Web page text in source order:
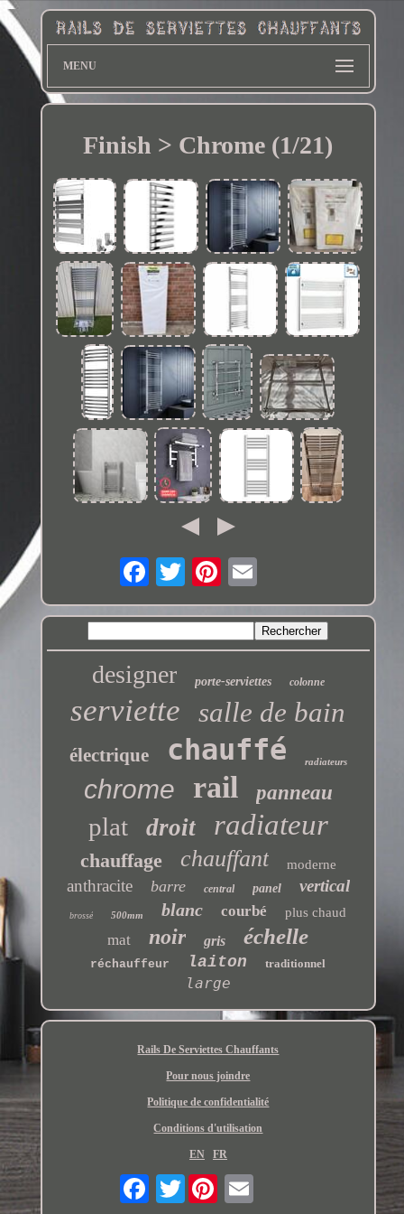
MENU
Finish > Chrome (1/21)
designer porte-serviettes colonne
serviette salle de bain
électrique chauffé radiateurs
chrome rail panneau
plat droit radiateur
chauffage chauffant moderne
anthracite barre central panel vertical
brossé 500mm blanc courbé plus chaud
mat noir gris échelle
réchauffeur laiton traditionnel
large
Rails De Serviettes Chauffants
Pour nous joindre
Politique de confidentialité
Conditions d'utilisation
EN FR
Twitter